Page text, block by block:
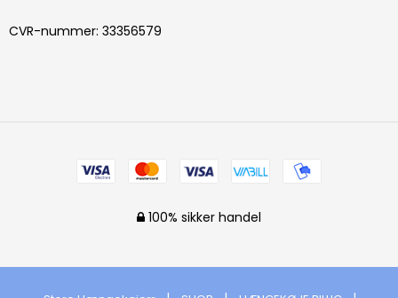
CVR-nummer: 33356579
100% sikker handel